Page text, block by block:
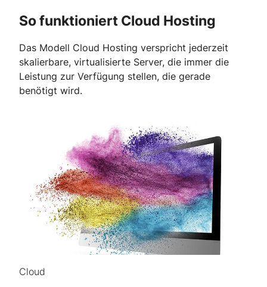
So funktioniert Cloud Hosting
Das Modell Cloud Hosting verspricht jederzeit
skalierbare, virtualisierte Server, die immer die
Leistung zur Verfügung stellen, die gerade
benötigt wird.
Cloud